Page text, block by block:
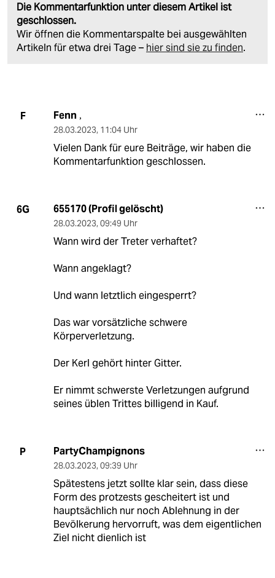
Die Kommentarfunktion unter diesem Artikel ist
geschlossen.
Wir öffnen die Kommentarspalte bei ausgewählten
Artikeln für etwa drei Tage – hier sind sie zu finden.
F Fenn,
28.03.2023, 11:04 Uhr
Vielen Dank für eure Beiträge, wir haben die
Kommentarfunktion geschlossen.
6G 655170 (Profil gelöscht)
28.03.2023, 09:49 Uhr
Wann wird der Treter verhaftet?
Wann angeklagt?
Und wann letztlich eingesperrt?
Das war vorsätzliche schwere
Körperverletzung.
Der Kerl gehört hinter Gitter.
Er nimmt schwerste Verletzungen aufgrund
seines üblen Trittes billigend in Kauf.
P PartyChampignons
28.03.2023, 09:39 Uhr
Spätestens jetzt sollte klar sein, dass diese
Form des protzests gescheitert ist und
hauptsächlich nur noch Ablehnung in der
Bevölkerung hervorruft, was dem eigentlichen
Ziel nicht dienlich ist